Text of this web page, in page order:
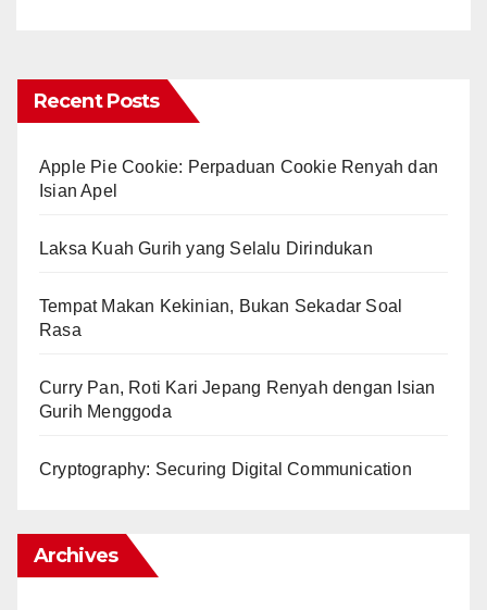
Recent Posts
Apple Pie Cookie: Perpaduan Cookie Renyah dan
Isian Apel
Laksa Kuah Gurih yang Selalu Dirindukan
Tempat Makan Kekinian, Bukan Sekadar Soal
Rasa
Curry Pan, Roti Kari Jepang Renyah dengan Isian
Gurih Menggoda
Cryptography: Securing Digital Communication
Archives